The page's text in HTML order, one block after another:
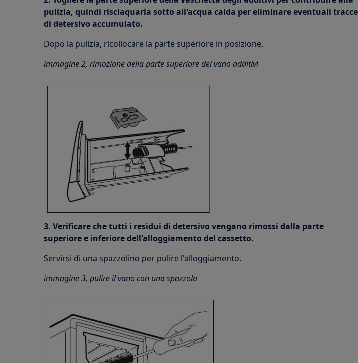
pulizia, quindi risciaquarla sotto all'acqua calda per eliminare eventuali tracce
di detersivo accumulato.
Dopo la pulizia, ricollocare la parte superiore in posizione.
immagine 2, rimozione della parte superiore del vano additivi
3. Verificare che tutti i residui di detersivo vengano rimossi dalla parte
superiore e inferiore dell'alloggiamento del cassetto.
Servirsi di una spazzolino per pulire l'alloggiamento.
immagine 3, pulire il vano con una spazzola